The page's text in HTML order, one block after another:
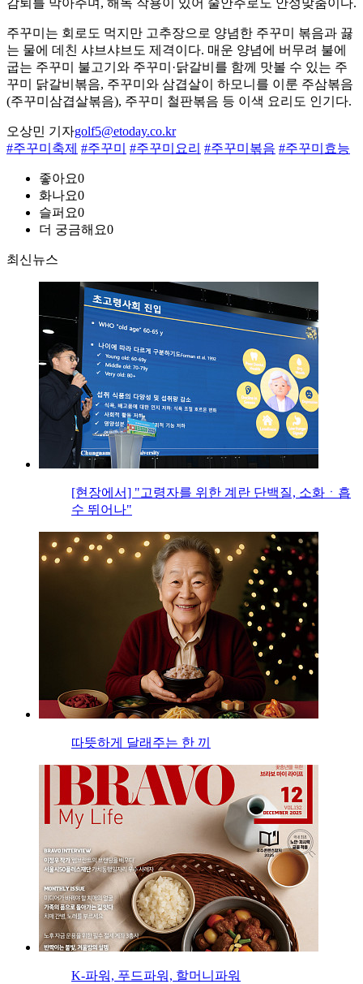
감퇴를 막아주며, 해독 작용이 있어 술안주로도 안성맞춤이다.
주꾸미는 회로도 먹지만 고추장으로 양념한 주꾸미 볶음과 끓
는 물에 데친 샤브샤브도 제격이다. 매운 양념에 버무려 불에
굽는 주꾸미 불고기와 주꾸미·닭갈비를 함께 맛볼 수 있는 주
꾸미 닭갈비볶음, 주꾸미와 삼겹살이 하모니를 이룬 주삼볶음
(주꾸미삼겹살볶음), 주꾸미 철판볶음 등 이색 요리도 인기다.
오상민 기자golf5@etoday.co.kr
#주꾸미축제 #주꾸미 #주꾸미요리 #주꾸미볶음 #주꾸미효능
좋아요0
화나요0
슬퍼요0
더 궁금해요0
최신뉴스
[현장에서] "고령자를 위한 계란 단백질, 소화ㆍ흡
수 뛰어나"
따뜻하게 달래주는 한 끼
K-파워, 푸드파워, 할머니파워